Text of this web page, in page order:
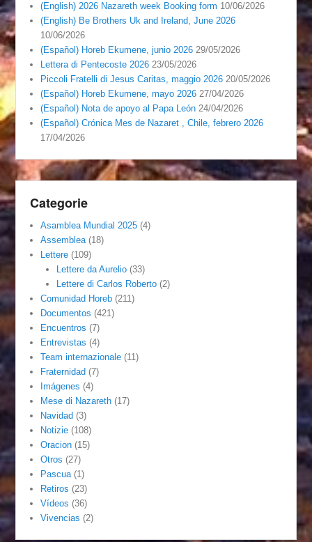
(English) 2026 Nazareth week Booking form 10/06/2026
(English) Be Brothers Uk and Ireland, June 2026
10/06/2026
(Español) Horeb Ekumene, junio 2026 29/05/2026
Lettera di Pentecoste 2026 23/05/2026
Piccoli Fratelli di Jesus Caritas, maggio 2026 20/05/2026
(Español) Horeb Ekumene, mayo 2026 27/04/2026
(Español) Nota de apoyo al Papa León 24/04/2026
(Español) Crónica Mes de Nazaret , Chile, febrero 2026
17/04/2026
Categorie
Asamblea Mundial 2025 (4)
Assemblea(18)
Lettere (109)
Lettere da Aurelio(33)
Lettere di Carlos Roberto(2)
Comunidad Horeb (211)
Documentos (421)
Encuentros (7)
Entrevistas (4)
Team internazionale (11)
Fraternidad (7)
Imágenes (4)
Mese di Nazareth (17)
Navidad (3)
Notizie (108)
Oracion (15)
Otros (27)
Pascua(1)
Retiros (23)
Vídeos (36)
Vivencias (2)